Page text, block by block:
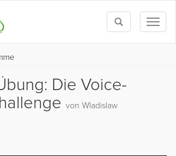
Toggle
search
Die Voice-
von Wladislaw